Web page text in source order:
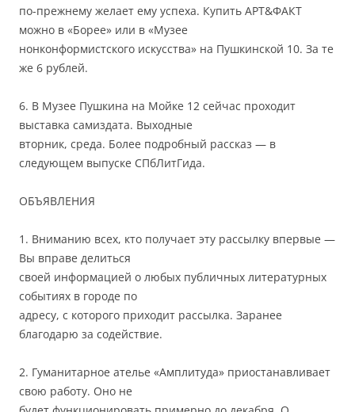
по-прежнему желает ему успеха. Купить АРТ&ФАКТ
можно в «Борее» или в «Музее
нонконформистского искусства» на Пушкинской 10. За те
же 6 рублей.
6. В Музее Пушкина на Мойке 12 сейчас проходит
выставка самиздата. Выходные
вторник, среда. Более подробный рассказ — в
следующем выпуске СПбЛитГида.
ОБЪЯВЛЕНИЯ
1. Вниманию всех, кто получает эту рассылку впервые —
Вы вправе делиться
своей информацией о любых публичных литературных
событиях в городе по
адресу, с которого приходит рассылка. Заранее
благодарю за содействие.
2. Гуманитарное ателье «Амплитуда» приостанавливает
свою работу. Оно не